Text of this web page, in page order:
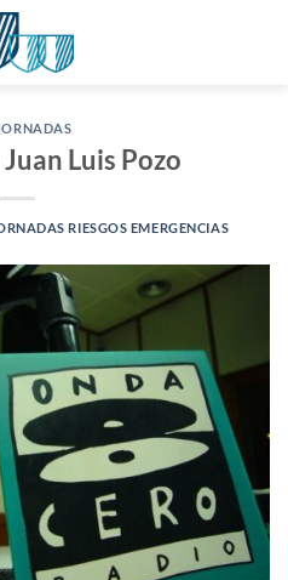
Luis Pozo
RIESGOS EMERGENCIAS